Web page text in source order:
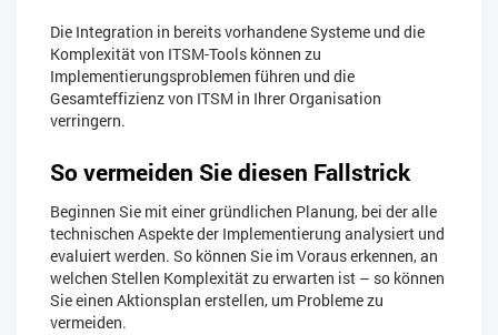
Die Integration in bereits vorhandene Systeme und die
Komplexität von ITSM-Tools können zu
Implementierungsproblemen führen und die
Gesamteffizienz von ITSM in Ihrer Organisation
verringern.
So vermeiden Sie diesen Fallstrick
Beginnen Sie mit einer gründlichen Planung, bei der alle
technischen Aspekte der Implementierung analysiert und
evaluiert werden. So können Sie im Voraus erkennen, an
welchen Stellen Komplexität zu erwarten ist – so können
Sie einen Aktionsplan erstellen, um Probleme zu
vermeiden.